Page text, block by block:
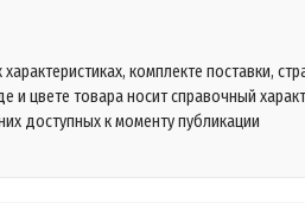
комплекте поставки,
и цвете товара носит справочный
доступных к моменту публикации